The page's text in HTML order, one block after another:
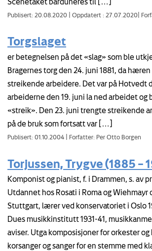
Publisert: 20.08.2020 Oppdatert : 27.07.2020
Torgslaget
er betegnelsen på det «slag» som ble
Bragernes torg den 24. juni 1881, da
streikende arbeidere. Det var på Hotvedt
arbeiderne den 19. juni la ned arbeidet og
«streik». Den 23. juni trengte streikende
på de bruk som fortsatt var […]
Publisert: 01.10.2004 Forfatter: Per Otto Borgen
Torjussen, Trygve (1885 –
Komponist og pianist, f. i Drammen, s. av
Utdannet hos Rosati i Roma og Wiehmayr
Stuttgart, lærer ved konservatoriet i Oslo
Dues musikkinstitutt 1931-41,
aviser. Utga komposisjoner for orkester og
korsanger og sanger for en stemme med